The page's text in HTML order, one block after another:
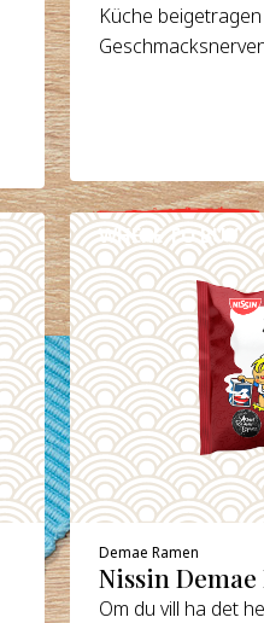
Küche
WHERE TO BUY
Demae Ramen
Nissin Demae
Om du vill ha det